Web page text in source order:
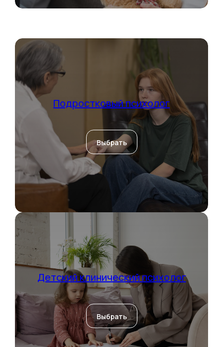
Подростковый психолог
Выбрать
Детский клинический психолог
Выбрать
терапии, чтобы
Методы терапии
различные методы
помочь нашим
клиентам.